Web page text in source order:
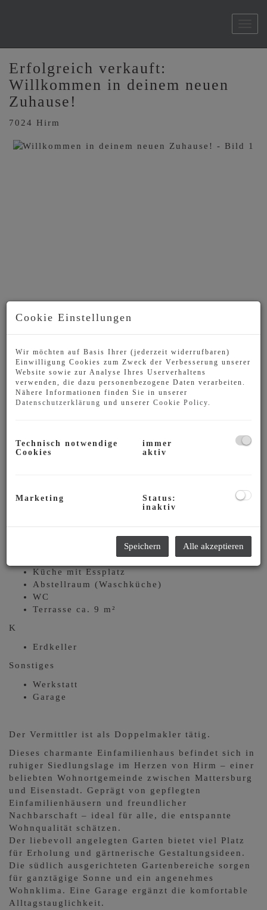
Erfolgreich verkauft:
Willkommen in deinem neuen
Zuhause!
7024 Hirm
Vorzimmer
Bad mit Dusche und Wanne
Küche mit Essplatz
Abstellraum (Waschküche)
WC
Terrasse ca. 9 m²
K
Erdkeller
Sonstiges
Werkstatt
Garage
Der Vermittler ist als Doppelmakler tätig.
Dieses charmante Einfamilienhaus befindet sich in
ruhiger Siedlungslage im Herzen von Hirm – einer
beliebten Wohnortgemeinde zwischen Mattersburg
und Eisenstadt. Geprägt von gepflegten
Einfamilienhäusern und freundlicher
Nachbarschaft – ideal für alle, die entspannte
Wohnqualität schätzen.
Der liebevoll angelegten Garten bietet viel Platz
für Erholung und gärtnerische Gestaltungsideen.
Die südlich ausgerichteten Gartenbereiche sorgen
für ganztägige Sonne und ein angenehmes
Wohnklima. Eine Garage ergänzt die komfortable
Alltagstauglichkeit.
Cookie Einstellungen
Wir möchten auf Basis Ihrer (jederzeit widerrufbaren)
Einwilligung Cookies zum Zweck der Verbesserung unserer
Website sowie zur Analyse Ihres Userverhaltens
verwenden, die dazu personenbezogene Daten verarbeiten.
Nähere Informationen finden Sie in unserer
Datenschutzerklärung und unserer Cookie Policy.
Technisch notwendige
Cookies
immer
aktiv
Marketing
Status:
inaktiv
Speichern Alle akzeptieren